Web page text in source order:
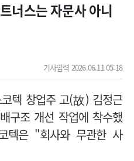
집
기제 임상의사 채용
너스는 자문사 아니
기사입력 2026.06.11 05:18
텍 창업주 고(故) 김정근
구조 개선 작업에 착수했
텍은 "회사와 무관한 사